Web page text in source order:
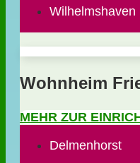
Wilhelmshaven
Wohnheim
MEHR ZUR
Delmenhorst